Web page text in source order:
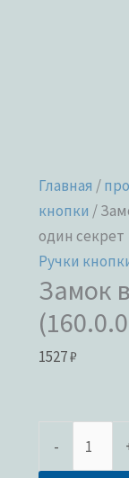
Главная /
кнопки /
один секрет
Ручки
Замок
1527₽
-